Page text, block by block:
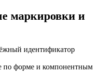
маркировки и
идентификатор
по форме и компонентным